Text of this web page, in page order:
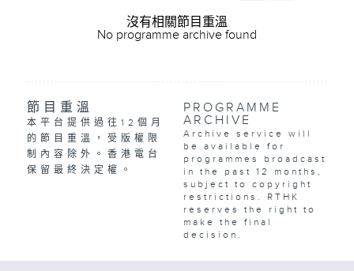
沒有相關節目重溫
No programme archive found
節目重溫
本平台提供過往12個月
的節目重溫，受版權限
制內容除外。香港電台
保留最終決定權。
PROGRAMME
ARCHIVE
Archive service will
be available for
programmes broadcast
in the past 12 months,
subject to copyright
restrictions. RTHK
reserves the right to
make the final
decision.